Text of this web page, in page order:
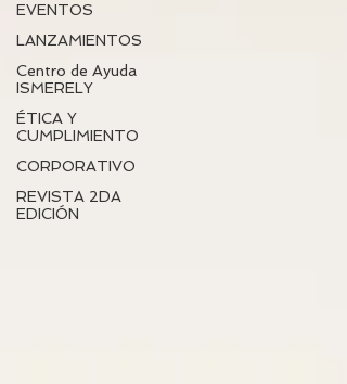
EVENTOS
LANZAMIENTOS
Centro de Ayuda
ISMERELY
ÉTICA Y
CUMPLIMIENTO
CORPORATIVO
REVISTA 2DA
EDICIÓN